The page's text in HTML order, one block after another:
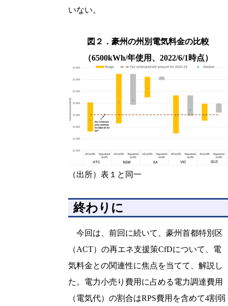
いない。
図２．豪州の州別電気料金の比較
（6500kWh/年使用、2022/6/1時点）
（出所）表１と同一
終わりに
今回は、前回に続いて、豪州首都特別区
（ACT）の再エネ支援策CfDについて、電
気料金との関連性に焦点を当てて、解説し
た。電力小売り費用に占める電力調達費用
（電気代）の割合はRPS費用を含めて4割弱